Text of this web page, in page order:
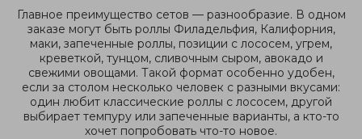
Главное преимущество сетов — разнообразие. В одном
заказе могут быть роллы Филадельфия, Калифорния,
маки, запеченные роллы, позиции с лососем, угрем,
креветкой, тунцом, сливочным сыром, авокадо и
свежими овощами. Такой формат особенно удобен,
если за столом несколько человек с разными вкусами:
один любит классические роллы с лососем, другой
выбирает темпуру или запеченные варианты, а кто-то
хочет попробовать что-то новое.